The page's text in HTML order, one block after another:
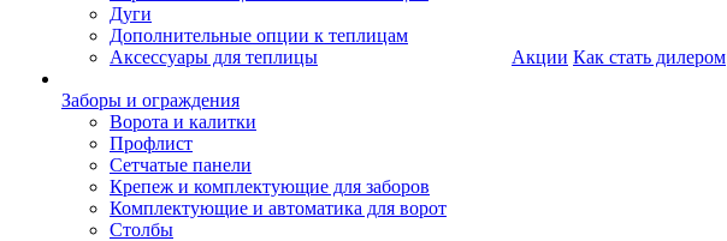
Дуги
Дополнительные опции к теплицам
Аксессуары для теплицы
Заборы и ограждения
Ворота и калитки
Профлист
Сетчатые панели
Крепеж и комплектующие для заборов
Комплектующие и автоматика для ворот
Столбы
Акции Как стать дилером